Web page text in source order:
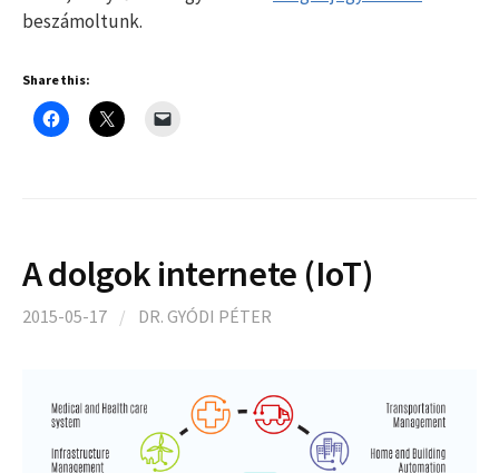
beszámoltunk.
Share this:
A dolgok internete (IoT)
2015-05-17 / DR. GYÓDI PÉTER